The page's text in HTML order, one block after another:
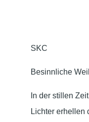
SKC
Besinnliche
In der stillen
Lichter erhellen